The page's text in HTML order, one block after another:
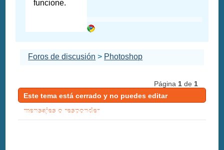
funcione.
Foros de discusión > Photoshop
Página 1de 1
Este tema está cerrado y no puedes editar
mensajes o responder